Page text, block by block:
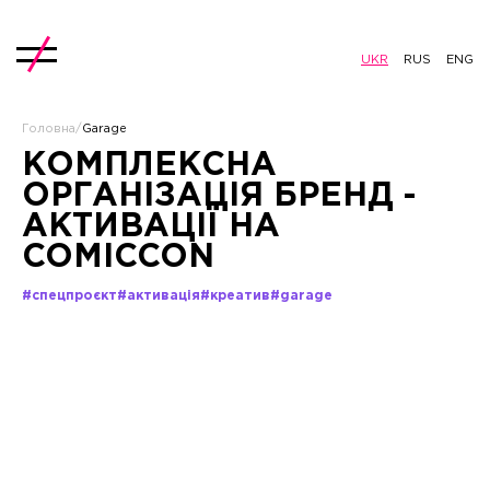
UKR RUS ENG
Головна/ Garage
КОМПЛЕКСНА
ОРГАНІЗАЦІЯ БРЕНД -
АКТИВАЦІЇ НА
COMICCON
#спецпроєкт#активація#креатив#garage